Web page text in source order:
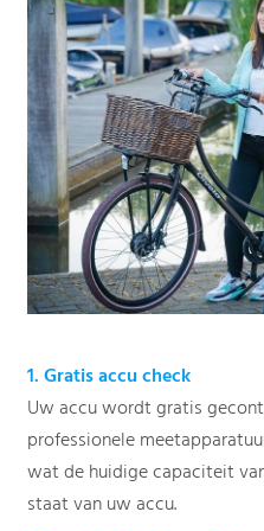
1. Gratis accu check
Uw accu wordt gratis
professionele
wat de huidige capaciteit
staat van uw accu.